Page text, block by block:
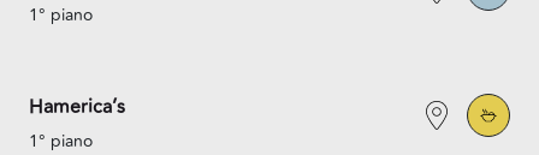
1° piano
Hamerica’s
1° piano